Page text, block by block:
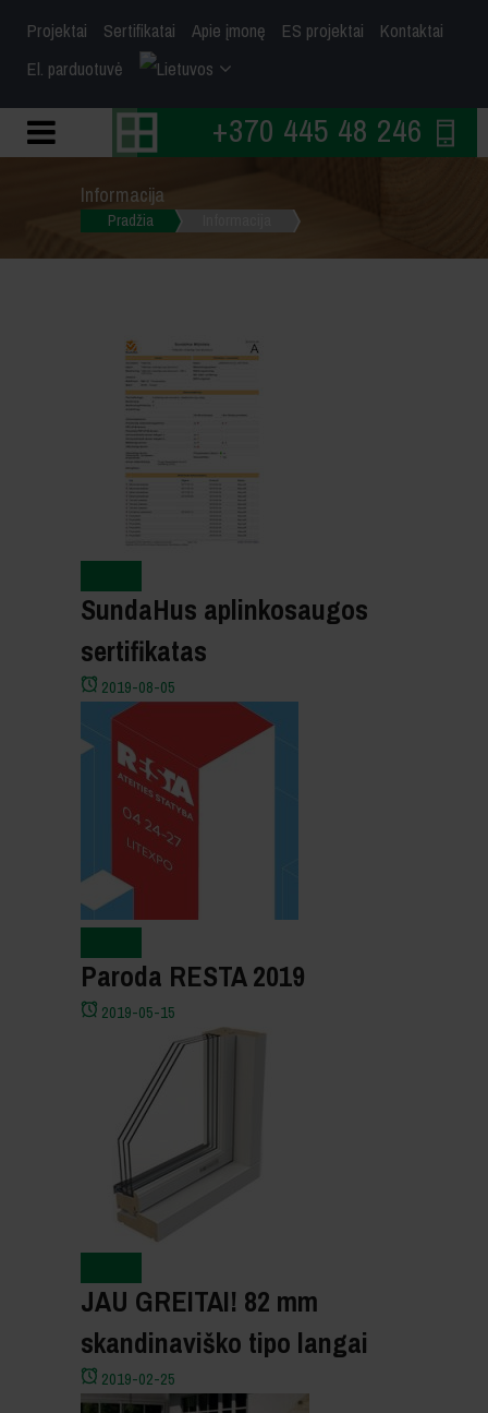
Projektai Sertifikatai Apie įmonę ES projektai Kontaktai
El. parduotuvė
+370 445 48 246
Informacija
Pradžia
SundaHus aplinkosaugos
sertifikatas
2019-08-05
Paroda RESTA 2019
2019-05-15
JAU GREITAI! 82 mm
skandinaviško tipo langai
2019-02-25